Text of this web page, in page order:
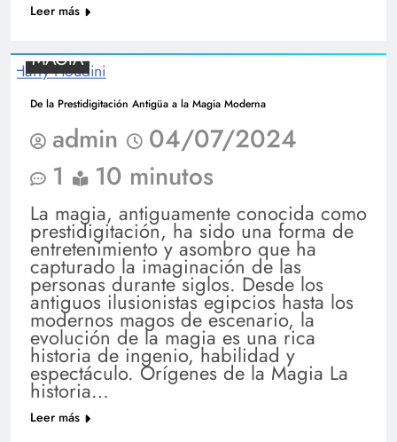
Leer más
MAGIA
De la Prestidigitación Antigüa a la Magia Moderna
admin
04/07/2024
1
10 minutos
La magia, antiguamente conocida como
prestidigitación, ha sido una forma de
entretenimiento y asombro que ha
capturado la imaginación de las
personas durante siglos. Desde los
antiguos ilusionistas egipcios hasta los
modernos magos de escenario, la
evolución de la magia es una rica
historia de ingenio, habilidad y
espectáculo. Orígenes de la Magia La
historia…
Leer más